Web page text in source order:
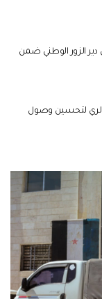
دير الزور الوطني ضمن
الري لتحسين وصول